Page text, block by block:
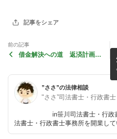
記事をシェア
前の記事
借金解決への道 返済計画の
”ささ”の法律相談
"ささ”司法書士・行政書士
in笹川司法書士・行政書士事務所 広島
法書士・行政書士事務所を開業し